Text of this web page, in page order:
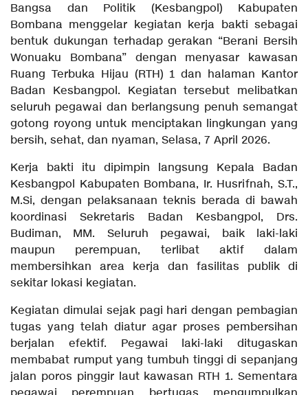
Bangsa dan Politik (Kesbangpol) Kabupaten
Bombana menggelar kegiatan kerja bakti sebagai
bentuk dukungan terhadap gerakan “Berani Bersih
Wonuaku Bombana” dengan menyasar kawasan
Ruang Terbuka Hijau (RTH) 1 dan halaman Kantor
Badan Kesbangpol. Kegiatan tersebut melibatkan
seluruh pegawai dan berlangsung penuh semangat
gotong royong untuk menciptakan lingkungan yang
bersih, sehat, dan nyaman, Selasa, 7 April 2026.
Kerja bakti itu dipimpin langsung Kepala Badan
Kesbangpol Kabupaten Bombana, Ir. Husrifnah, S.T.,
M.Si, dengan pelaksanaan teknis berada di bawah
koordinasi Sekretaris Badan Kesbangpol, Drs.
Budiman, MM. Seluruh pegawai, baik laki-laki
maupun perempuan, terlibat aktif dalam
membersihkan area kerja dan fasilitas publik di
sekitar lokasi kegiatan.
Kegiatan dimulai sejak pagi hari dengan pembagian
tugas yang telah diatur agar proses pembersihan
berjalan efektif. Pegawai laki-laki ditugaskan
membabat rumput yang tumbuh tinggi di sepanjang
jalan poros pinggir laut kawasan RTH 1. Sementara